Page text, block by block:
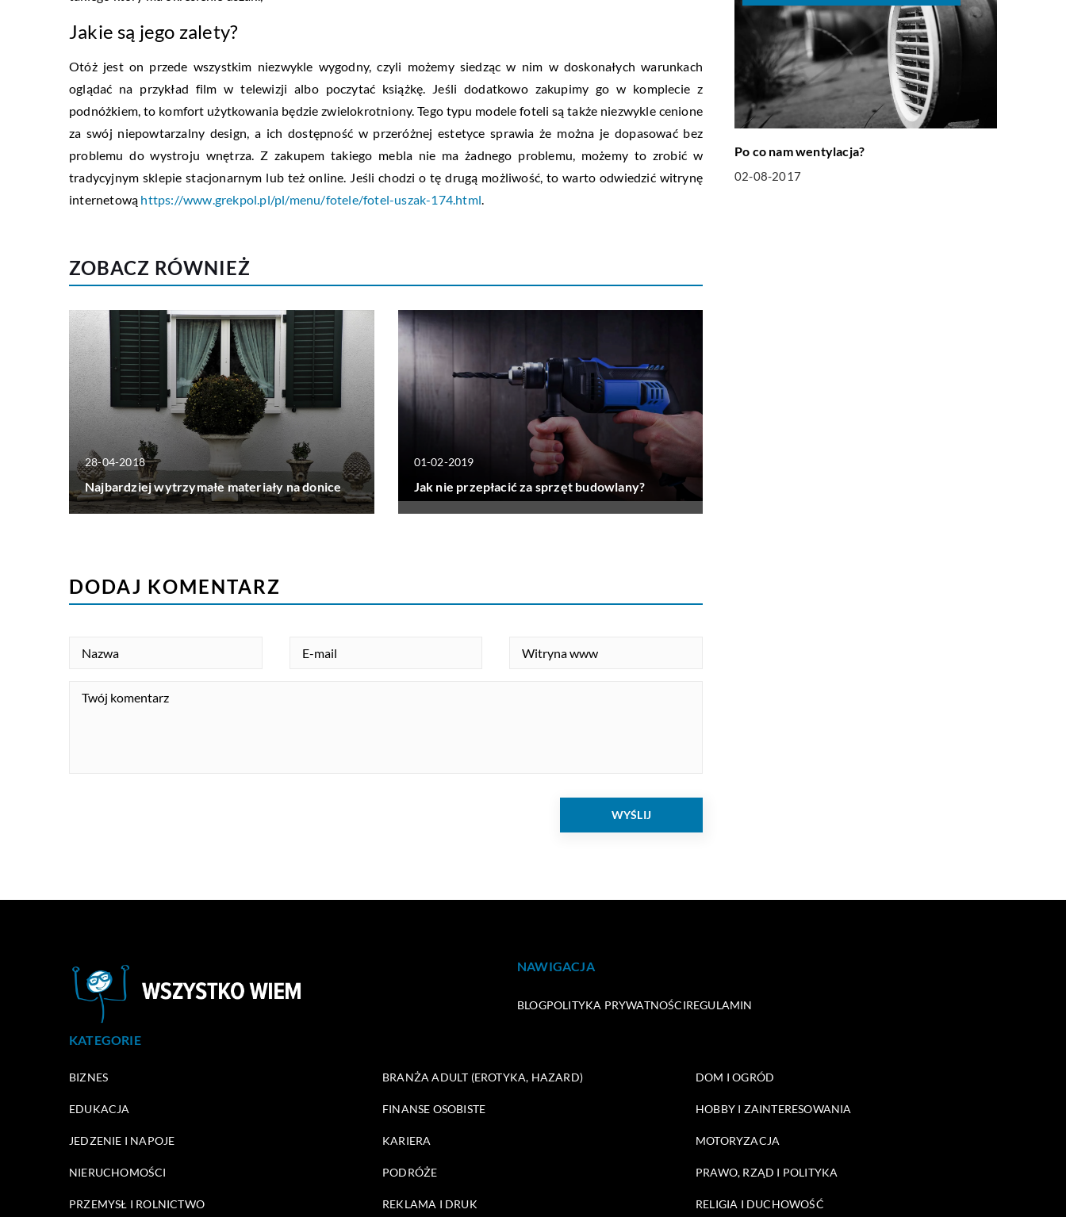
Jakie są jego zalety?
Otóż jest on przede wszystkim niezwykle wygodny, czyli możemy siedząc w nim w doskonałych warunkach
oglądać na przykład film w telewizji albo poczytać książkę. Jeśli dodatkowo zakupimy go w komplecie z
podnóżkiem, to komfort użytkowania będzie zwielokrotniony. Tego typu modele foteli są także niezwykle cenione
za swój niepowtarzalny design, a ich dostępność w przeróżnej estetyce sprawia że można je dopasować bez
problemu do wystroju wnętrza. Z zakupem takiego mebla nie ma żadnego problemu, możemy to zrobić w
tradycyjnym sklepie stacjonarnym lub też online. Jeśli chodzi o tę drugą możliwość, to warto odwiedzić witrynę
internetową https://www.grekpol.pl/pl/menu/fotele/fotel-uszak-174.html.
ZOBACZ RÓWNIEŻ
28-04-2018
Najbardziej wytrzymałe materiały na donice
01-02-2019
Jak nie przepłacić za sprzęt budowlany?
Po co nam wentylacja?
02-08-2017
DODAJ KOMENTARZ
NAWIGACJA
BLOGPOLITYKA PRYWATNOŚCIREGULAMIN
KATEGORIE
BIZNES BRANŻA ADULT (EROTYKA, HAZARD) DOM I OGRÓD
EDUKACJA FINANSE OSOBISTE HOBBY I ZAINTERESOWANIA
JEDZENIE I NAPOJE KARIERA MOTORYZACJA
NIERUCHOMOŚCI PODRÓŻE PRAWO, RZĄD I POLITYKA
PRZEMYSŁ I ROLNICTWO REKLAMA I DRUK RELIGIA I DUCHOWOŚĆ